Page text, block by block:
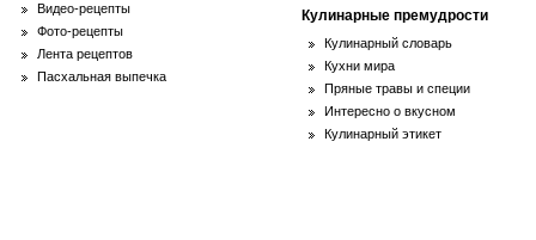
Видео-рецепты
Фото-рецепты
Лента рецептов
Пасхальная выпечка
Кулинарные премудрости
Кулинарный словарь
Кухни мира
Пряные травы и специи
Интересно о вкусном
Кулинарный этикет